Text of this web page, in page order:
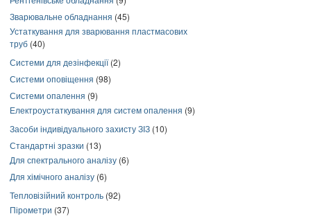
Зварювальне обладнання (45)
Устаткування для зварювання пластмасових
труб (40)
Системи для дезінфекції(2)
Системи оповіщення (98)
Системи опалення (9)
Електроустаткування для систем опалення (9)
Засоби індивідуального захисту ЗІЗ (10)
Стандартні зразки (13)
Для спектрального аналізу (6)
Для хімічного аналізу (6)
Тепловізійний контроль (92)
Пірометри (37)